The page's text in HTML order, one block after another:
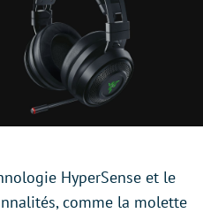
HyperSense et le
comme la molette